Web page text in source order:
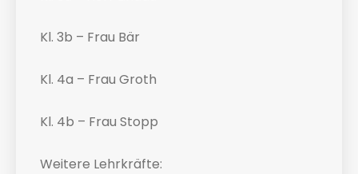
Kl. 3b – Frau Bär
Kl. 4a – Frau Groth
Kl. 4b – Frau Stopp
Weitere Lehrkräfte: